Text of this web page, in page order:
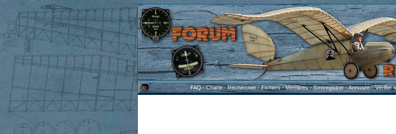
FAQ-Charte-Rechercher-Fichiers-Membres-S'enregistrer-Annuaire-Vérifier